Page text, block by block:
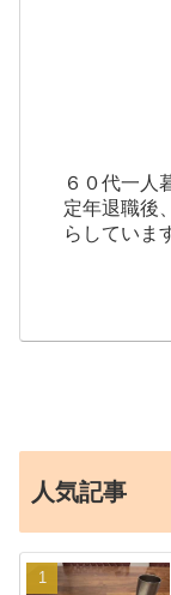
６０代一人
定年退職後
らしていま
人気記事